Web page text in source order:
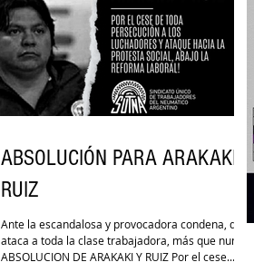
ABSOLUCIÓN PARA ARAKAKI Y
RUIZ
Ante la escandalosa y provocadora condena, que
ataca a toda la clase trabajadora, más que nunca:
ABSOLUCION DE ARAKAKI Y RUIZ Por el cese...